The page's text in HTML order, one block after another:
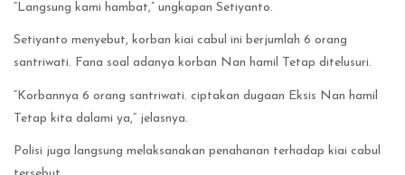
“Langsung kami hambat,” ungkapan Setiyanto.
Setiyanto menyebut, korban kiai cabul ini berjumlah 6 orang
santriwati. Fana soal adanya korban Nan hamil Tetap ditelusuri.
“Korbannya 6 orang santriwati. ciptakan dugaan Eksis Nan hamil
Tetap kita dalami ya,” jelasnya.
Polisi juga langsung melaksanakan penahanan terhadap kiai cabul